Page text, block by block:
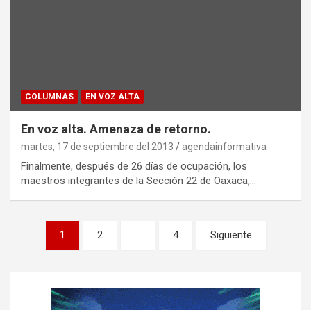
COLUMNAS EN VOZ ALTA
En voz alta. Amenaza de retorno.
martes, 17 de septiembre del 2013 agendainformativa
Finalmente, después de 26 días de ocupación, los
maestros integrantes de la Sección 22 de Oaxaca,…
1 2 … 4 Siguiente